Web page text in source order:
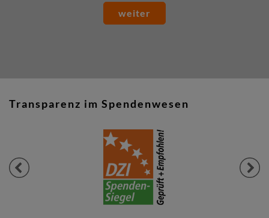
weiter
Transparenz im Spendenwesen
Previous Next